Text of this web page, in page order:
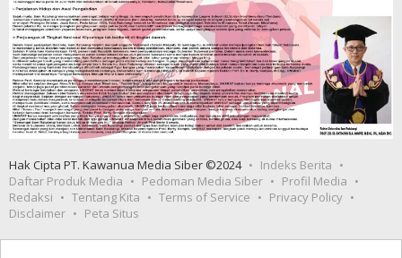
Hak Cipta PT. Kawanua Media Siber ©2024
Indeks Berita
Daftar Produk Media
Pedoman Media Siber
Profil Media
Redaksi
Tentang Kita Terms of Service
Privacy Policy
Disclaimer
Peta Situs